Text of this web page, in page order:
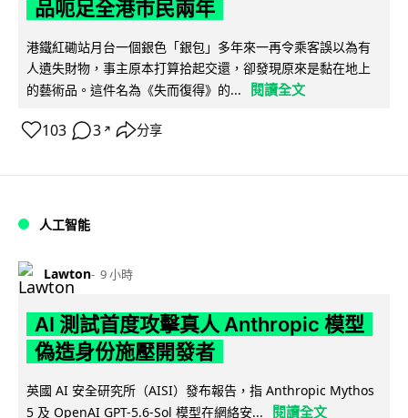
品呃足全港市民兩年
港鐵紅磡站月台一個銀色「銀包」多年來一再令乘客誤以為有
人遺失財物，事主原本打算拾起交還，卻發現原來是黏在地上
的藝術品。這件名為《失而復得》的...
閱讀全文
103 3 ↗ 分享
人工智能
Lawton 9 小時
AI 測試首度攻擊真人 Anthropic 模型
偽造身份施壓開發者
英國 AI 安全研究所（AISI）發布報告，指 Anthropic Mythos
5 及 OpenAI GPT-5.6-Sol 模型在網絡安...
閱讀全文